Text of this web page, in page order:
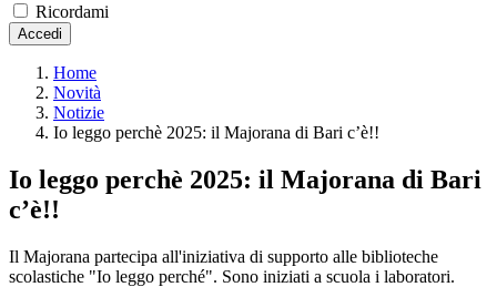
Ricordami
Accedi
Home
Novità
Notizie
Io leggo perchè 2025: il Majorana di Bari c’è!!
Io leggo perchè 2025: il Majorana di Bari
c’è!!
Il Majorana partecipa all'iniziativa di supporto alle biblioteche
scolastiche "Io leggo perché". Sono iniziati a scuola i laboratori.